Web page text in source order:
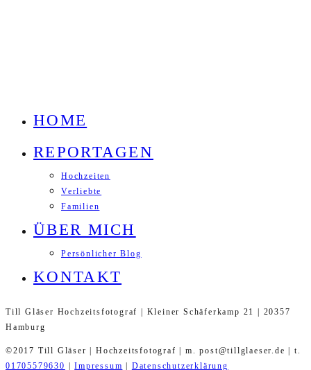
HOME
REPORTAGEN
Hochzeiten
Verliebte
Familien
ÜBER MICH
Persönlicher Blog
KONTAKT
Till Gläser Hochzeitsfotograf | Kleiner Schäferkamp 21 | 20357
Hamburg
©2017 Till Gläser | Hochzeitsfotograf | m. post@tillglaeser.de | t.
01705579630
|Impressum Datenschutzerklärung